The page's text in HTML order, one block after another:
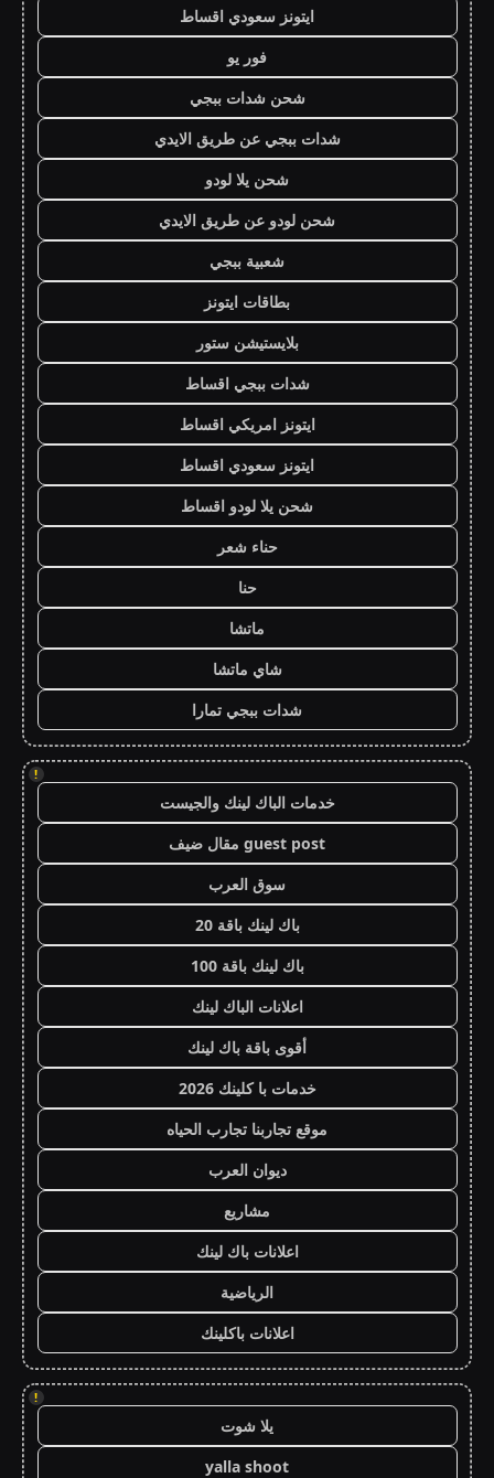
ايتونز سعودي اقساط
فور يو
شحن شدات ببجي
شدات ببجي عن طريق الايدي
شحن يلا لودو
شحن لودو عن طريق الايدي
شعبية ببجي
بطاقات ايتونز
بلايستيشن ستور
شدات ببجي اقساط
ايتونز امريكي اقساط
ايتونز سعودي اقساط
شحن يلا لودو اقساط
حناء شعر
حنا
ماتشا
شاي ماتشا
شدات ببجي تمارا
!
خدمات الباك لينك والجيست
guest post مقال ضيف
سوق العرب
باك لينك باقة 20
باك لينك باقة 100
اعلانات الباك لينك
أقوى باقة باك لينك
خدمات با كلينك 2026
موقع تجاربنا تجارب الحياه
ديوان العرب
مشاريع
اعلانات باك لينك
الرياضية
اعلانات باكلينك
!
يلا شوت
yalla shoot